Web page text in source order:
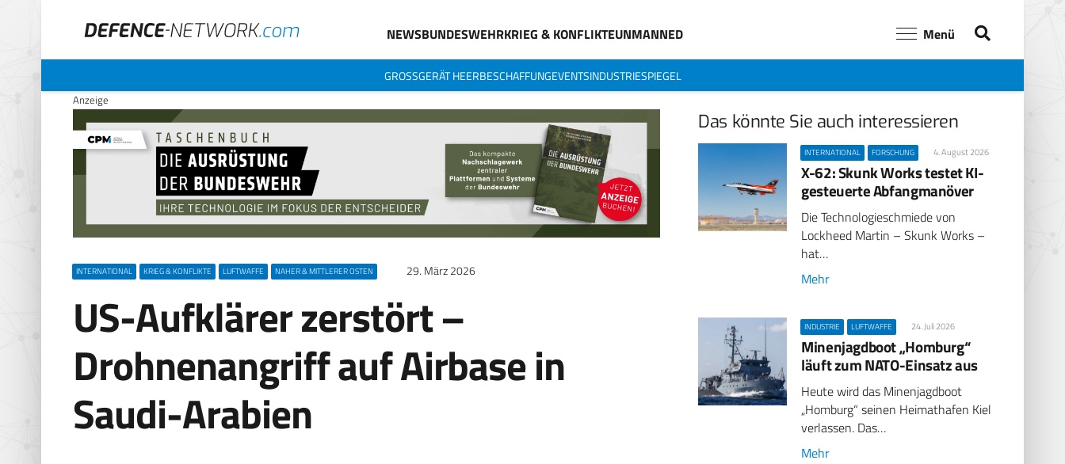
NEWSBUNDESWEHRKRIEG & KONFLIKTEUNMANNED Menü
GROSSGERÄT HEERBESCHAFFUNGEVENTSINDUSTRIESPIEGEL
Anzeige
INTERNATIONAL KRIEG & KONFLIKTE LUFTWAFFE NAHER & MITTLERER OSTEN 29. März 2026
US-Aufklärer zerstört –
Drohnenangriff auf Airbase in
Saudi-Arabien
Das könnte Sie auch interessieren
INTERNATIONAL FORSCHUNG 4. August 2026
X-62: Skunk Works testet KI-
gesteuerte Abfangmanöver
Die Technologieschmiede von
Lockheed Martin – Skunk Works –
hat…
Mehr
INDUSTRIE LUFTWAFFE 24. Juli 2026
Minenjagdboot „Homburg“
läuft zum NATO-Einsatz aus
Heute wird das Minenjagdboot
„Homburg“ seinen Heimathafen Kiel
verlassen. Das…
Mehr